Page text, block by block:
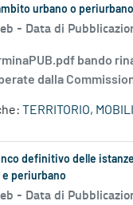
urbano o periurbano
- Data di
bando
dalla
TERRITORIO,
definitivo delle
periurbano
- Data di